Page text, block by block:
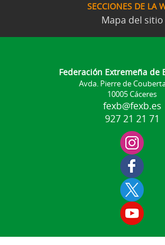
SECCIONES DE LA
Mapa del sitio
Federación Extremeña de
Avda. Pierre de
10005 Cáceres
fexb@fexb.es
927 21 21 71